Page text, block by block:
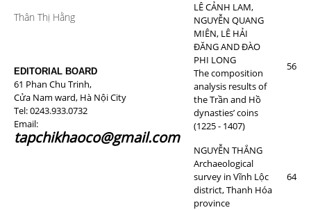
Thân Thị Hằng
EDITORIAL BOARD
61 Phan Chu Trinh,
Cửa Nam ward, Hà Nội City
Tel: 0243.933.0732
Email:
tapchikhaoco@gmail.com
LÊ CẢNH LAM,
NGUYỄN QUANG
MIÊN, LÊ HẢI
ĐĂNG AND ĐÀO
PHI LONG
The composition
analysis results of
the Trần and Hồ
dynasties’ coins
(1225 - 1407)
56
NGUYỄN THẮNG
Archaeological
survey in Vĩnh Lộc
district, Thanh Hóa
province
64